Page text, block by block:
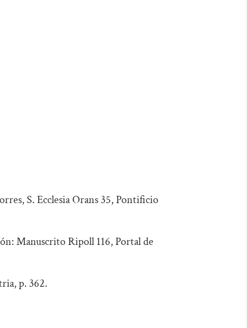
S. Ecclesia Orans 35, Pontificio
Manuscrito Ripoll 116, Portal de
p. 362.